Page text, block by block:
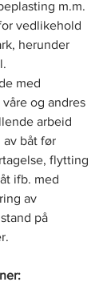
m.m.
vedlikehold
herunder
med
og andres
arbeid
av båt før
flytting
ifb. med
av
på